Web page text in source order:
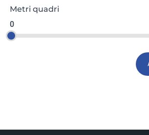
Metri quadri
0